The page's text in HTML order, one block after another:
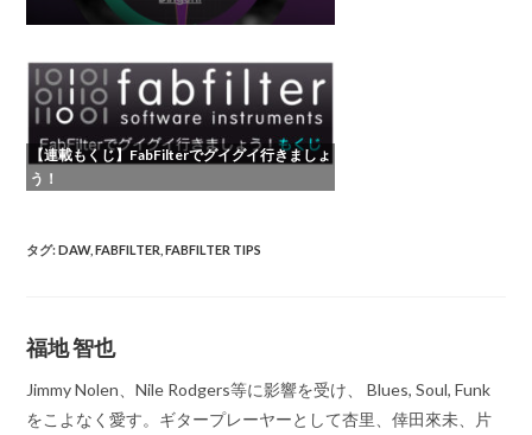
【連載もくじ】FabFilterでグイグイ行きましょ
う！
タグ:DAW, FABFILTER FABFILTER TIPS
福地 智也
Jimmy Nolen、Nile Rodgers等に影響を受け、 Blues, Soul, Funk
をこよなく愛す。ギタープレーヤーとして杏里、倖田來未、片